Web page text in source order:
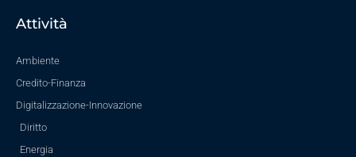
Attività
Ambiente
Credito-Finanza
Digitalizzazione-Innovazione
Diritto
Energia